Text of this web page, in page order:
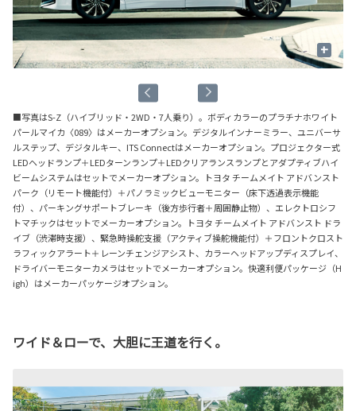
+
■写真はS-Z（ハイブリッド・2WD・7人乗り）。ボディカラーのプラチナホワイト
パールマイカ〈089〉はメーカーオプション。デジタルインナーミラー、ユニバーサ
ルステップ、デジタルキー、ITS Connectはメーカーオプション。プロジェクター式
LEDヘッドランプ＋LEDターンランプ＋LEDクリアランスランプとアダプティブハイ
ビームシステムはセットでメーカーオプション。トヨタ チームメイト アドバンスト
パーク（リモート機能付）＋パノラミックビューモニター（床下透過表示機能
付）、パーキングサポートブレーキ（後方歩行者＋周囲静止物）、エレクトロシフ
トマチックはセットでメーカーオプション。トヨタ チームメイト アドバンスト ドラ
イブ（渋滞時支援）、緊急時操舵支援（アクティブ操舵機能付）＋フロントクロスト
ラフィックアラート＋レーンチェンジアシスト、カラーヘッドアップディスプレイ、
ドライバーモニターカメラはセットでメーカーオプション。快適利便パッケージ（H
igh）はメーカーパッケージオプション。
ワイド＆ローで、大胆に王道を行く。